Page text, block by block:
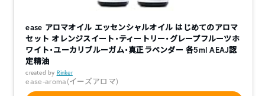
ease アロマオイル エッセンシャルオイル はじめてのアロマ
セット オレンジスイート・ティートリー・グレープフルーツホ
ワイト・ユーカリブルーガム・真正ラベンダー 各5ml AEAJ認
定精油
created by Rinker
ease-aroma(イーズアロマ)